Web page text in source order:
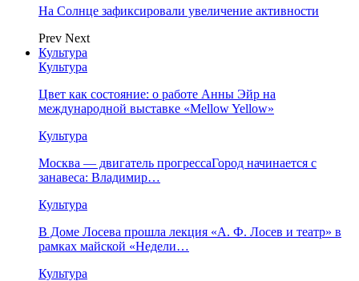
На Солнце зафиксировали увеличение активности
Prev Next
Культура
Культура
Цвет как состояние: о работе Анны Эйр на
международной выставке «Mellow Yellow»
Культура
Москва — двигатель прогрессаГород начинается с
занавеса: Владимир…
Культура
В Доме Лосева прошла лекция «А. Ф. Лосев и театр» в
рамках майской «Недели…
Культура